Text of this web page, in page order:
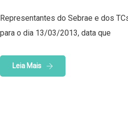
Representantes do Sebrae e dos
para o dia 13/03/2013, data que
Leia Mais